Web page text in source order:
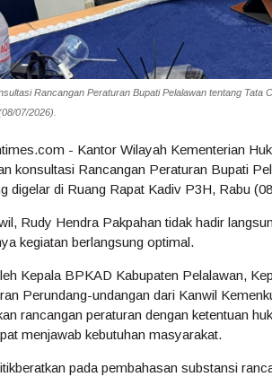
Rancangan Peraturan Bupati Pelalawan tentang Tata
07/2026).
- Kantor Wilayah Kementerian
konsultasi Rancangan Peraturan Bupati
digelar di Ruang Rapat Kadiv P3H, Rabu
Rudy Hendra Pakpahan tidak hadir
kegiatan berlangsung optimal.
Kepala BPKAD Kabupaten Pelalawan,
Perundang-undangan dari Kanwil
rancangan peraturan dengan ketentuan
menjawab kebutuhan masyarakat.
pada pembahasan substansi